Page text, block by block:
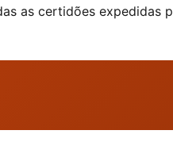
as certidões expedidas